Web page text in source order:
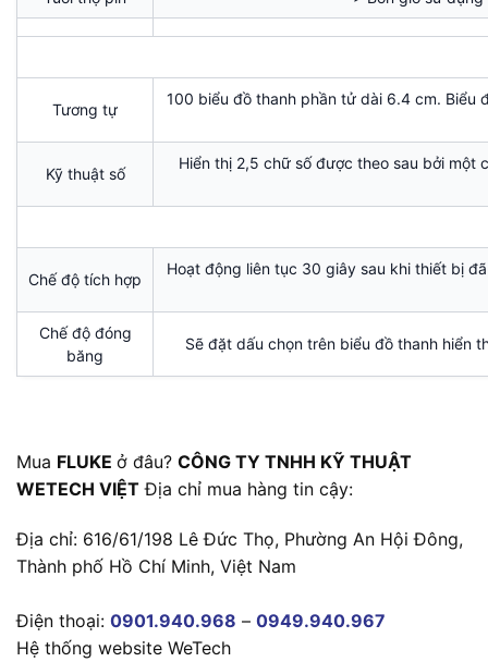
Tương tự
100 biểu đồ thanh phần tử dài 6.4 cm. Biểu
Kỹ thuật số
Hiển thị 2,5 chữ số được theo sau bởi
Chế độ tích hợp
Hoạt động liên tục 30 giây sau khi thiết bị
Chế độ đóng
băng
Sẽ đặt dấu chọn trên biểu đồ thanh hiển
Mua FLUKE ở đâu? CÔNG TY TNHH KỸ THUẬT
WETECH VIỆT Địa chỉ mua hàng tin cậy:
Địa chỉ: 616/61/198 Lê Đức Thọ, Phường An Hội Đông,
Thành phố Hồ Chí Minh, Việt Nam
Điện thoại: 0901.940.968 – 0949.940.967
Hệ thống website WeTech